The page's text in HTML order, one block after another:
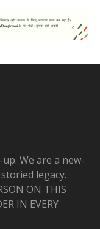
We are a new-
legacy.
ON THIS
IN EVERY